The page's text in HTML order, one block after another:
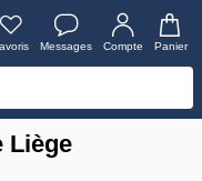
Messages Compte Panier
Liège